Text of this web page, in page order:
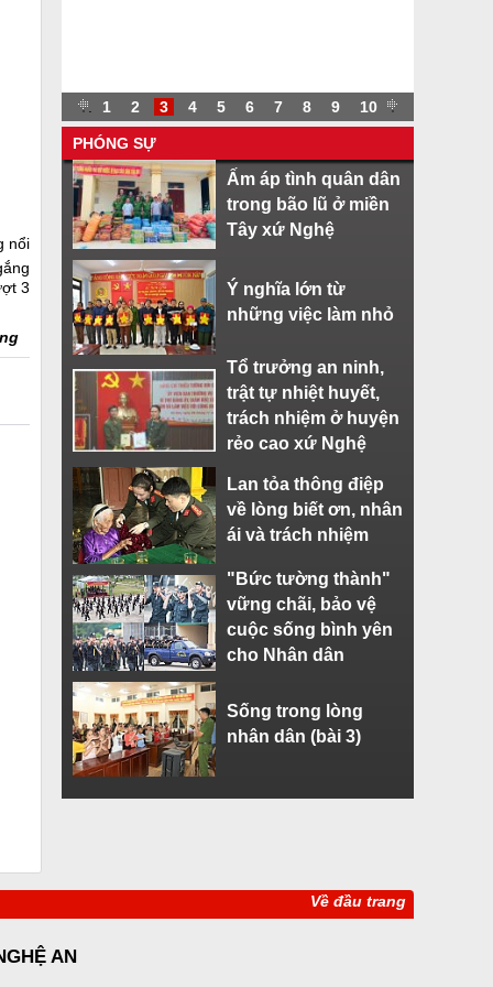
nổi
3
. 1 2 3 4 5 6 7 8 9 10 .
PHÓNG SỰ
Ấm áp tình quân dân
trong bão lũ ở miền
Tây xứ Nghệ
Ý nghĩa lớn từ
những việc làm nhỏ
Tổ trưởng an ninh,
trật tự nhiệt huyết,
trách nhiệm ở huyện
rẻo cao xứ Nghệ
Lan tỏa thông điệp
về lòng biết ơn, nhân
ái và trách nhiệm
"Bức tường thành"
vững chãi, bảo vệ
cuộc sống bình yên
cho Nhân dân
Sống trong lòng
nhân dân (bài 3)
Về đầu trang
AN